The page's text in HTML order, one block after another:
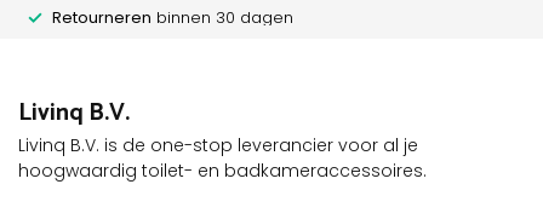
Retourneren binnen 30 dagen
Livinq B.V.
Livinq B.V. is de one-stop leverancier voor al je
hoogwaardig toilet- en badkameraccessoires.